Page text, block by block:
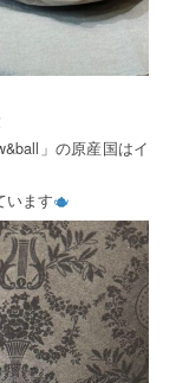
」の原産国はイ
います